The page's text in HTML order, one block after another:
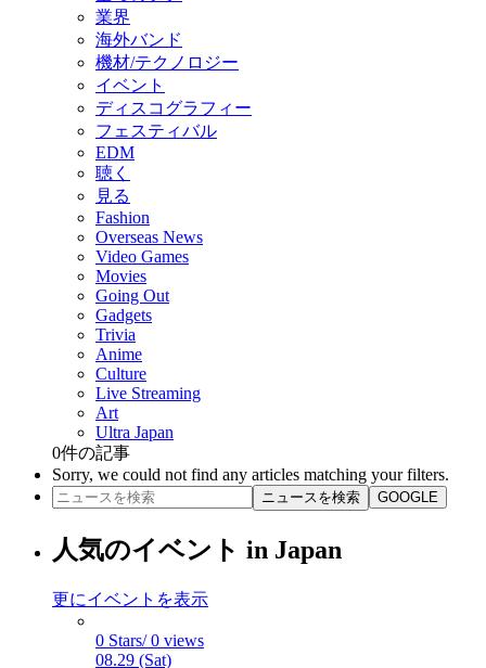
業界
海外バンド
機材/テクノロジー
イベント
ディスコグラフィー
フェスティバル
EDM
聴く
見る
Fashion
Overseas News
Video Games
Movies
Going Out
Gadgets
Trivia
Anime
Culture
Live Streaming
Art
Ultra Japan
0件の記事
Sorry, we could not find any articles matching your filters.
ニュースを検索 GOOGLE
人気のイベント in Japan
更にイベントを表示
0 Stars/ 0 views
08.29 (Sat)